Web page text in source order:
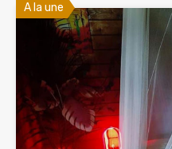
A la une